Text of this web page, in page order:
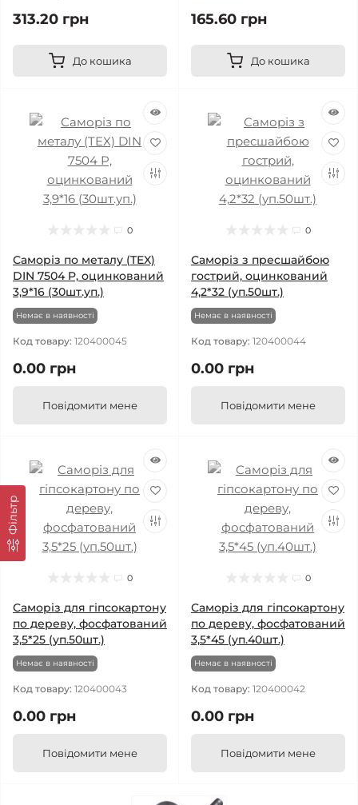
Фільтр
313.20 грн
До кошика
165.60 грн
До кошика
0
Саморіз по металу (TEX)
DIN 7504 P, оцинкований
3,9*16 (30шт.уп.)
Немає в наявності
Код товару: 120400045
0.00 грн
Повідомити мене
0
Саморіз з пресшайбою
гострий, оцинкований
4,2*32 (уп.50шт.)
Немає в наявності
Код товару: 120400044
0.00 грн
Повідомити мене
0
Саморіз для гіпсокартону
по дереву, фосфатований
3,5*25 (уп.50шт.)
Немає в наявності
Код товару: 120400043
0.00 грн
Повідомити мене
0
Саморіз для гіпсокартону
по дереву, фосфатований
3,5*45 (уп.40шт.)
Немає в наявності
Код товару: 120400042
0.00 грн
Повідомити мене